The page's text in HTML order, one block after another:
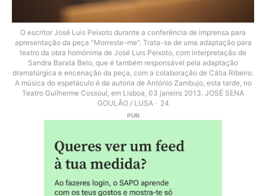
O escritor José Luis Peixoto durante a conferência de imprensa para
apresentação da peça "Morreste-me". Trata-se de uma adaptação para
teatro da obra homónima de José Luis Peixoto, com interpretação de
Sandra Barata Belo, que é também responsável pela adaptação
dramatúrgica e encenação da peça, com a colaboração de Cátia Ribeiro.
A música do espetáculo é da autoria de António Zambujo, esta tarde, no
Teatro Guilherme Cossoul, em Lisboa, 03 janeiro 2013. JOSÉ SENA
GOULÃO / LUSA
24